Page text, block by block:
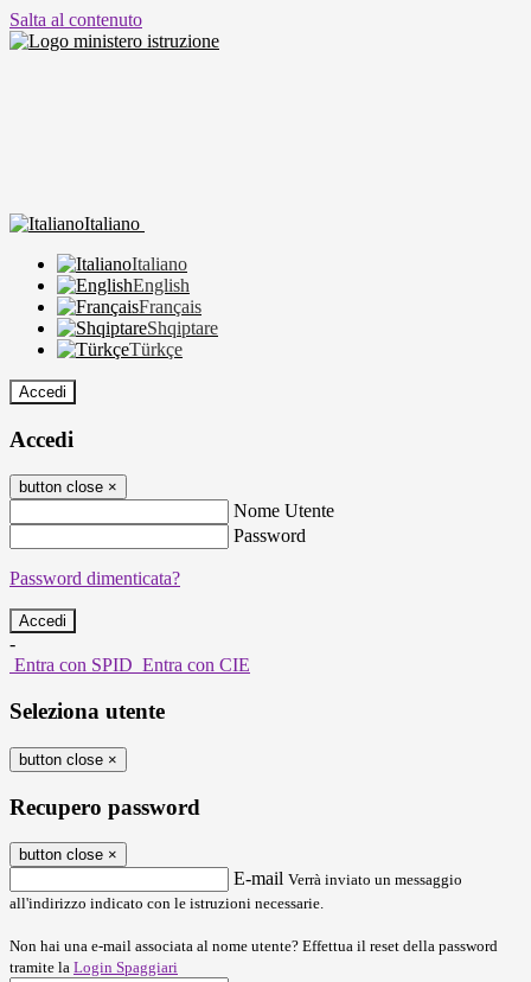
Salta al contenuto
Italiano
Italiano
English
Français
Shqiptare
Türkçe
Accedi
Accedi
button close ×
Nome Utente
Password
Password dimenticata?
-
Entra con SPID Entra con CIE
Seleziona utente
button close ×
Recupero password
button close ×
E-mail Verrà inviato un messaggio
all'indirizzo indicato con le istruzioni necessarie.
Non hai una e-mail associata al nome utente? Effettua il reset della password
tramite la Login Spaggiari